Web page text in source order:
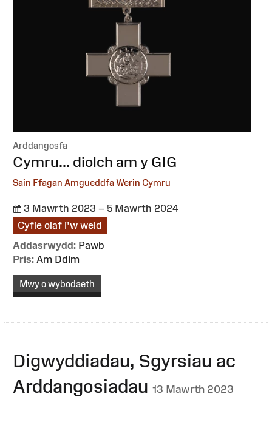
Arddangosfa
:Cymru... diolch am y GIG
Sain Ffagan Amgueddfa Werin Cymru
3 Mawrth 2023 – 5 Mawrth 2024
Cyfle olaf i'w weld
Addasrwydd: Pawb
Pris: Am Ddim
Mwy o wybodaeth
Digwyddiadau, Sgyrsiau ac
Arddangosiadau 13 Mawrth 2023